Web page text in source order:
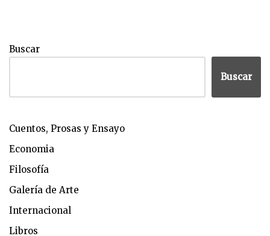
Buscar
Buscar
Cuentos, Prosas y Ensayo
Economia
Filosofía
Galería de Arte
Internacional
Libros